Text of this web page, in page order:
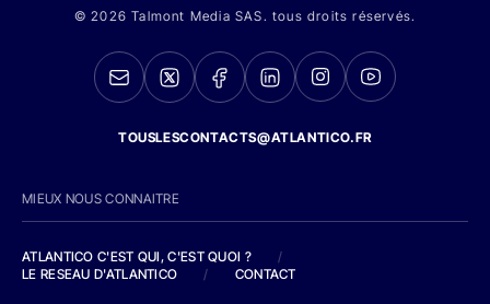
© 2026 Talmont Media SAS. tous droits réservés.
TOUSLESCONTACTS@ATLANTICO.FR
MIEUX NOUS CONNAITRE
ATLANTICO C'EST QUI, C'EST QUOI ?
/
LE RESEAU D'ATLANTICO
/ CONTACT